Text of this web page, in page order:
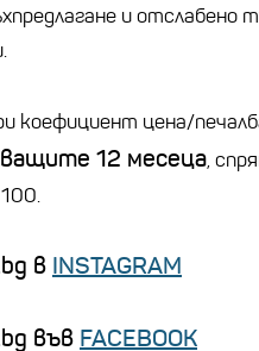
и отслабено
коефициент цена/
12 месеца,
в INSTAGRAM
във FACEBOOK